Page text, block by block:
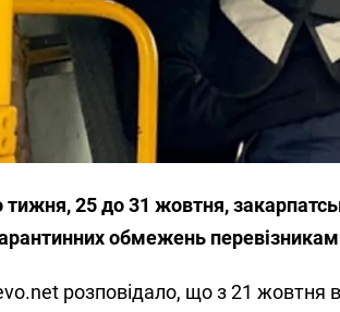
25 до 31 жовтня,
обмежень
розповідало, що з 21 жовтня в